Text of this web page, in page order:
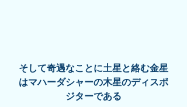
そして奇遇なことに土星と絡む金星
はマハーダシャーの木星のディスポ
ジターである